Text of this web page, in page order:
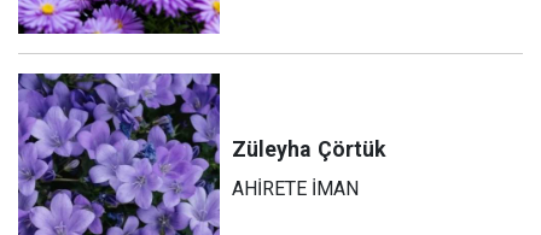
Züleyha Çörtük
AHİRETE İMAN